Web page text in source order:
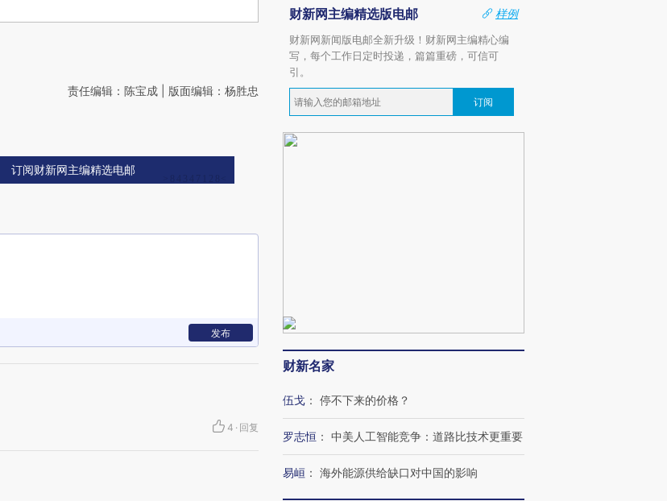
责任编辑：陈宝成 | 版面编辑：杨胜忠
订阅财新网主编精选电邮
发布
4 · 回复
财新网主编精选版电邮
样例
财新网新闻版电邮全新升级！财新网主编精心编
写，每个工作日定时投递，篇篇重磅，可信可
引。
订阅
财新名家
伍戈 ： 停不下来的价格？
罗志恒 ： 中美人工智能竞争：道路比技术更重要
易峘 ： 海外能源供给缺口对中国的影响